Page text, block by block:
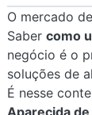
O mercado
Saber como
negócio é o
soluções de
É nesse
Aparecida de